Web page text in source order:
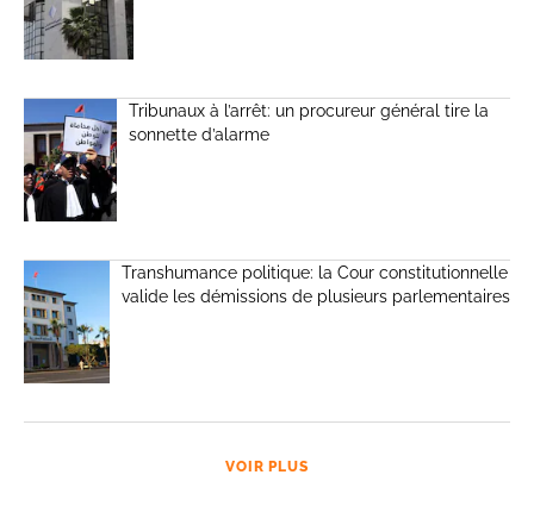
Tribunaux à l’arrêt: un procureur général tire la
sonnette d’alarme
Transhumance politique: la Cour constitutionnelle
valide les démissions de plusieurs parlementaires
VOIR PLUS